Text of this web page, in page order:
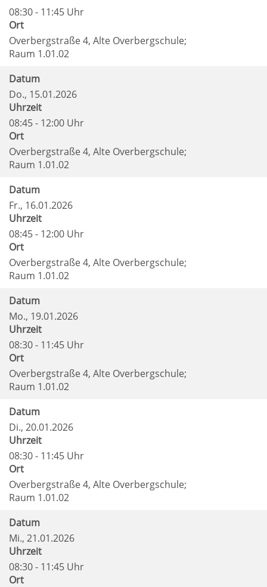
08:30 - 11:45 Uhr
Ort
Overbergstraße 4, Alte Overbergschule;
Raum 1.01.02
Datum
Do., 15.01.2026
Uhrzeit
08:45 - 12:00 Uhr
Ort
Overbergstraße 4, Alte Overbergschule;
Raum 1.01.02
Datum
Fr., 16.01.2026
Uhrzeit
08:45 - 12:00 Uhr
Ort
Overbergstraße 4, Alte Overbergschule;
Raum 1.01.02
Datum
Mo., 19.01.2026
Uhrzeit
08:30 - 11:45 Uhr
Ort
Overbergstraße 4, Alte Overbergschule;
Raum 1.01.02
Datum
Di., 20.01.2026
Uhrzeit
08:30 - 11:45 Uhr
Ort
Overbergstraße 4, Alte Overbergschule;
Raum 1.01.02
Datum
Mi., 21.01.2026
Uhrzeit
08:30 - 11:45 Uhr
Ort